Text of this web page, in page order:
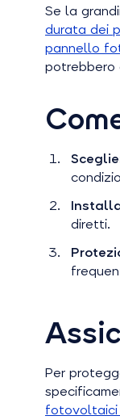
Se la
durata dei
pannello
potrebbero
diretti.
Per
fotovoltaici